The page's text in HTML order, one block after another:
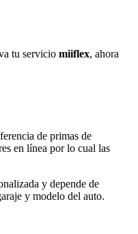
tu servicio miiflex, ahora
de primas de
en línea por lo cual las
y depende de
y modelo del auto.